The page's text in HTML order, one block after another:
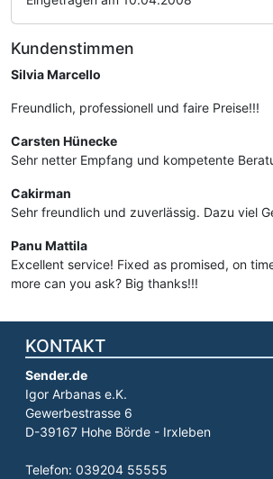
Kundenstimmen
Silvia Marcello
Freundlich, professionell und faire Preise!!!
Carsten Hünecke
Sehr netter Empfang und kompetente
Cakirman
Sehr freundlich und zuverlässig. Dazu viel
Panu Mattila
Excellent service! Fixed as promised, on
more can you ask? Big thanks!!!
KONTAKT
Sender.de
Igor Arbanas e.K.
Gewerbestrasse 6
D-39167 Hohe Börde - Irxleben
Telefon: 039204 55555